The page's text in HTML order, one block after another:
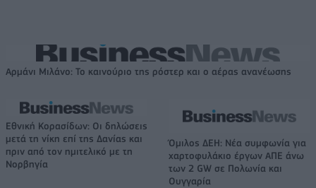
Αρμάνι Μιλάνο: Το καινούριο της ρόστερ και ο αέρας ανανέωσης
Εθνική Κορασίδων: Οι δηλώσεις
μετά τη νίκη επί της Δανίας και
πριν από τον ημιτελικό με τη
Νορβηγία
Όμιλος ΔΕΗ: Νέα συμφωνία για
χαρτοφυλάκιο έργων ΑΠΕ άνω
των 2 GW σε Πολωνία και
Ουγγαρία